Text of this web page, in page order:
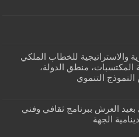
والاستراتيجية للخطاب الملكي
المكتسبات، منطق الدولة،
التنموي
العرش ببرنامج ثقافي وفني
الجهة